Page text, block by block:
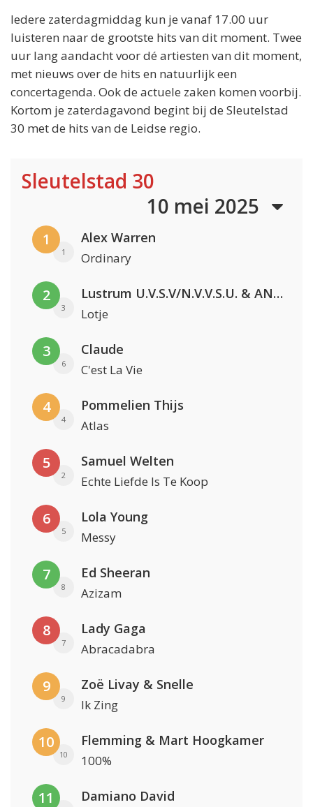
Iedere zaterdagmiddag kun je vanaf 17.00 uur
luisteren naar de grootste hits van dit moment. Twee
uur lang aandacht voor dé artiesten van dit moment,
met nieuws over de hits en natuurlijk een
concertagenda. Ook de actuele zaken komen voorbij.
Kortom je zaterdagavond begint bij de Sleutelstad
30 met de hits van de Leidse regio.
Sleutelstad 30
10 mei 2025
1
1
Alex Warren
Ordinary
2
3
Lustrum U.V.S.V/N.V.V.S.U. & ANNO ONS & Jopke van Dobbenburgh & Roeland Beelen
Lotje
3
6
Claude
C'est La Vie
4
4
Pommelien Thijs
Atlas
5
2
Samuel Welten
Echte Liefde Is Te Koop
6
5
Lola Young
Messy
7
8
Ed Sheeran
Azizam
8
7
Lady Gaga
Abracadabra
9
9
Zoë Livay & Snelle
Ik Zing
10
10
Flemming & Mart Hoogkamer
100%
11 Damiano David